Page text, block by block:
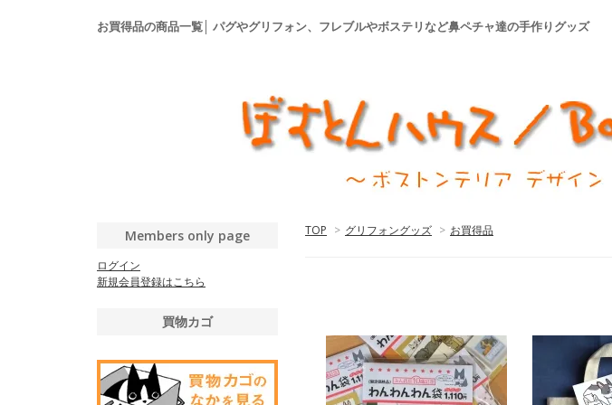
お買得品の商品一覧│ パグやグリフォン、フレブルやボステリなど鼻ペチャ達の手作りグッズ
TOP > グリフォングッズ > お買得品
Members only page
ログイン
新規会員登録はこちら
買物カゴ